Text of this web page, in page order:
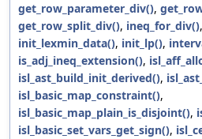
get_row_parameter_div(),
get_row_split_div(), ineq_for_div(),
init_lexmin_data(), init_lp(),
is_adj_ineq_extension(),
isl_ast_build_init_derived(),
isl_basic_map_constraint(),
isl_basic_map_plain_is_disjoint(),
isl_basic_set_vars_get_sign(),